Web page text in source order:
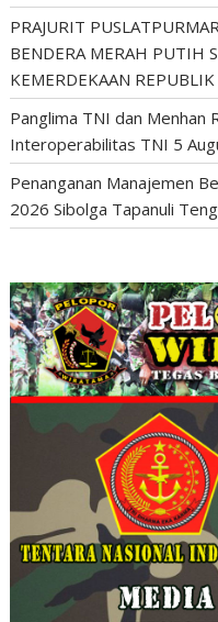
PRAJURIT
BENDERA MERAH PUTIH
KEMERDEKAAN
Panglima TNI dan Menhan
Interoperabilitas TNI 5
Penanganan Manajemen
2026 Sibolga Tapanuli